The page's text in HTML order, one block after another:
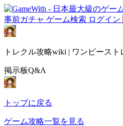
事前ガチャ ゲーム検索 ログイン
トレクル攻略wiki | ワンピース
掲示板Q&A
トップに戻る
ゲーム攻略一覧を見る